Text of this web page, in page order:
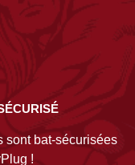
sont bat-sécurisées
!